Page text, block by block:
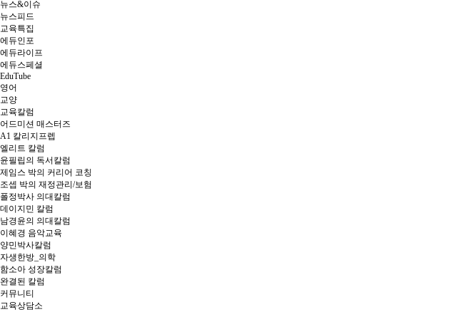
뉴스&이슈
뉴스피드
교육특집
에듀인포
에듀라이프
에듀스페셜
EduTube
영어
교양
교육칼럼
어드미션 매스터즈
A1 칼리지프렙
엘리트 칼럼
윤필립의 독서칼럼
제임스 박의 커리어 코칭
조셉 박의 재정관리/보험
폴정박사 의대칼럼
데이지민 칼럼
남경윤의 의대칼럼
이혜경 음악교육
양민박사칼럼
자생한방_의학
함소아 성장칼럼
완결된 칼럼
커뮤니티
교육상담소